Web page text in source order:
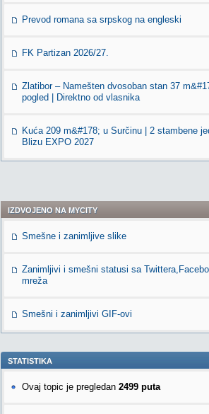
Prevod romana sa srpskog na engleski
FK Partizan 2026/27.
Zlatibor – Namešten dvosoban stan 37
pogled | Direktno od vlasnika
Kuća 209 m&#178; u Surčinu | 2 stambene
Blizu EXPO 2027
IZDVOJENO NA MYCITY
Smešne i zanimljive slike
Zanimljivi i smešni statusi sa
mreža
Smešni i zanimljivi GIF-ovi
STATISTIKA
Ovaj topic je pregledan 2499 puta